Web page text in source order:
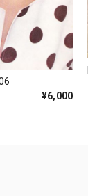
¥6,000